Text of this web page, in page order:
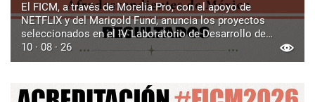
El FICM, a través de Morelia Pro, con el apoyo de
NETFLIX y del Marigold Fund, anuncia los proyectos
seleccionados en el IV Laboratorio de Desarrollo de
Proyectos para Cineastas Indígenas y Afrodescendientes
de México
10 · 08 · 26